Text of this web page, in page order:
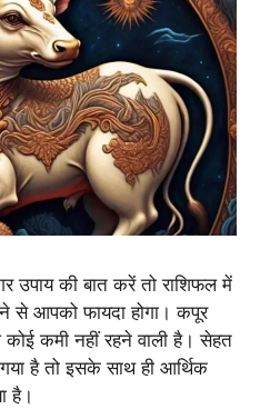
उपाय की बात करें तो राशिफल में
से आपको फायदा होगा। कपूर
कमी नहीं रहने वाली है। सेहत
है तो इसके साथ ही आर्थिक
है।